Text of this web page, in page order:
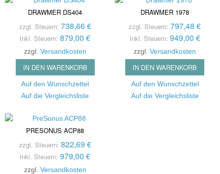
DRAWMER DS404
zzgl. Steuern: 738,66 €
Inkl. Steuern: 879,00 €
zzgl. Versandkosten
IN DEN WARENKORB
Auf den Wunschzettel
Auf die Vergleichsliste
DRAWMER 1978
zzgl. Steuern: 797,48 €
Inkl. Steuern: 949,00 €
zzgl.Versandkosten
IN DEN WARENKORB
Auf den Wunschzettel
Auf die Vergleichsliste
PRESONUS ACP88
zzgl. Steuern: 822,69 €
Inkl. Steuern: 979,00 €
zzgl. Versandkosten